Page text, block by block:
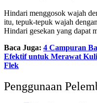
Hindari menggosok wajah
itu, tepuk-tepuk wajah
Hindari gesekan yang dapat
Baca Juga: 4 Campuran
Efektif untuk Merawat
Flek
Penggunaan